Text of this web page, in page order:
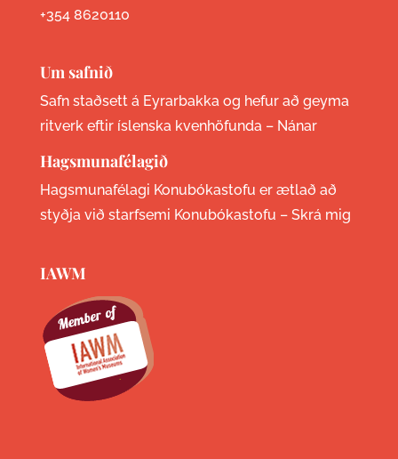
+354 8620110
Um safnið
Safn staðsett á Eyrarbakka og hefur að geyma
ritverk eftir íslenska kvenhöfunda – Nánar
Hagsmunafélagið
Hagsmunafélagi Konubókastofu er ætlað að
styðja við starfsemi Konubókastofu – Skrá mig
IAWM